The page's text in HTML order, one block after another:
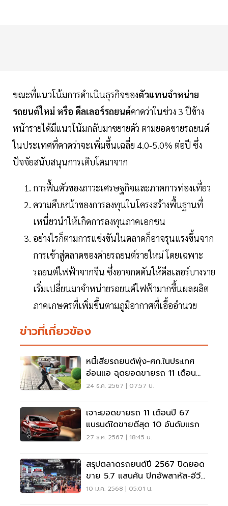
ขณะที่แนวโน้มการดำเนินธุรกิจของตัวแทนจำหน่าย
รถยนต์ใหม่ หรือ ดีลเลอร์รถยนต์คาดว่าในช่วง 3 ปีข้าง
หน้ารายได้มีแนวโน้มกลับมาขยายตัว ตามยอดขายรถยนต์
ในประเทศที่คาดว่าจะเพิ่มขึ้นเฉลี่ย 4.0-5.0% ต่อปี ซึ่ง
ปัจจัยสนับสนุนการเติบโตมาจาก
การฟื้นตัวของภาวะเศรษฐกิจและภาคการท่องเที่ยว
ความคืบหน้าของการลงทุนในโครงสร้างพื้นฐานที่
เหนี่ยวนำให้เกิดการลงทุนภาคเอกชน
อย่างไรก็ตามการแข่งขันในตลาดก็อาจรุนแรงขึ้นจาก
การเข้าสู่ตลาดของค่ายรถยนต์รายใหม่ โดยเฉพาะ
รถยนต์ไฟฟ้าจากจีน ซึ่งอาจกดดันให้ดีลเลอร์บางราย
เริ่มเปลี่ยนมาจำหน่ายรถยนต์ไฟฟ้ามากขึ้นผลผลิต
ภาคเกษตรที่เพิ่มขึ้นตามภูมิอากาศที่เอื้ออำนวย
ข่าวที่เกี่ยวข้อง
หนี้เสียรถยนต์พุ่ง-ศก.ในประเทศ
อ่อนแอ ฉุดยอดขายรถ 11 เดือน
ร่วง 26.69 %
24 ธ.ค. 2567 | 07:57 น.
เจาะยอดขายรถ 11 เดือนปี 67
แบรนด์ใดขายดีสุด 10 อันดับแรก
27 ธ.ค. 2567 | 18:45 น.
สรุปตลาดรถยนต์ปี 2567 ปิดยอด
ขาย 5.7 แสนคัน ปิกอัพสาหัส-อีวี
ร่วง
10 ม.ค. 2568 | 05:01 น.